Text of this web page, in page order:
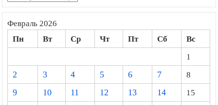
Февраль 2026
Пн Вт Ср Чт Пт Сб
Вс
1
2
3 4 5 6 7
8
9
10 11 12 13 14
15